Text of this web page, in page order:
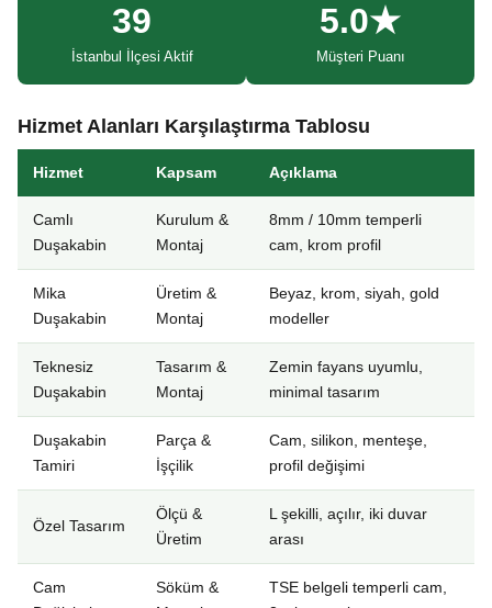
39
İstanbul İlçesi Aktif
5.0★
Müşteri Puanı
Hizmet Alanları Karşılaştırma Tablosu
Hizmet Kapsam Açıklama
Camlı
Duşakabin
Kurulum &
Montaj
8mm / 10mm temperli
cam, krom profil
Mika
Duşakabin
Üretim &
Montaj
Beyaz, krom, siyah, gold
modeller
Teknesiz
Duşakabin
Tasarım &
Montaj
Zemin fayans uyumlu,
minimal tasarım
Duşakabin
Tamiri
Parça &
İşçilik
Cam, silikon, menteşe,
profil değişimi
Özel Tasarım
Ölçü &
Üretim
L şekilli, açılır, iki duvar
arası
Cam
Söküm &
TSE belgeli temperli cam,